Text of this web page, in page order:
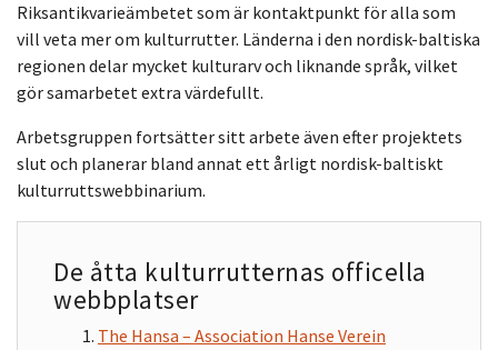
Riksantikvarieämbetet som är kontaktpunkt för alla som
vill veta mer om kulturrutter. Länderna i den nordisk-baltiska
regionen delar mycket kulturarv och liknande språk, vilket
gör samarbetet extra värdefullt.
Arbetsgruppen fortsätter sitt arbete även efter projektets
slut och planerar bland annat ett årligt nordisk-baltiskt
kulturruttswebbinarium.
De åtta kulturrutternas officella
webbplatser
The Hansa – Association Hanse Verein